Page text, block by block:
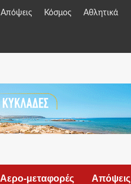
Απόψεις Κόσμος Αθλητικά
Αερο-μεταφορές Απόψεις